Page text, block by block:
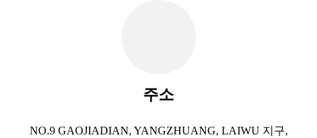
주소
NO.9 GAOJIADIAN, YANGZHUANG, LAIWU 지구,